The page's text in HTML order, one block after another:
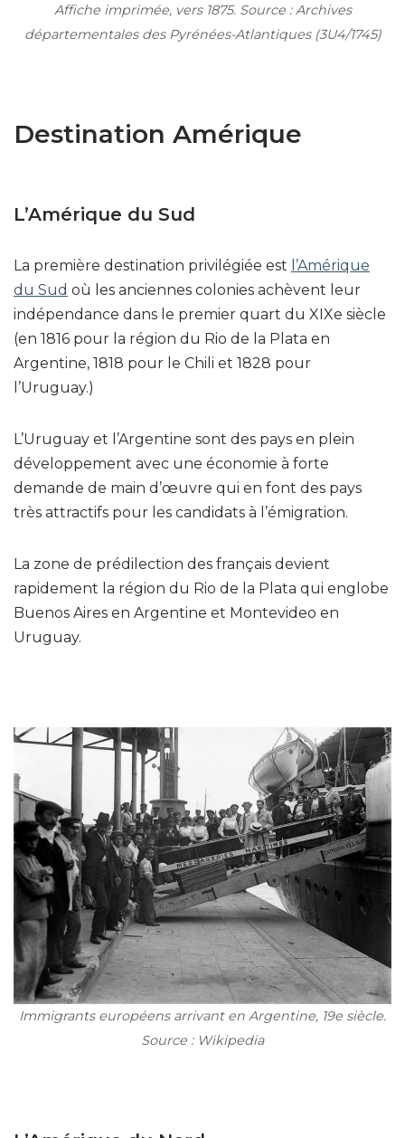
Affiche imprimée, vers 1875. Source : Archives
départementales des Pyrénées-Atlantiques (3U4/1745)
Destination Amérique
L’Amérique du Sud
La première destination privilégiée est l’Amérique
du Sud où les anciennes colonies achèvent leur
indépendance dans le premier quart du XIXe siècle
(en 1816 pour la région du Rio de la Plata en
Argentine, 1818 pour le Chili et 1828 pour
l’Uruguay.)
L’Uruguay et l’Argentine sont des pays en plein
développement avec une économie à forte
demande de main d’œuvre qui en font des pays
très attractifs pour les candidats à l’émigration.
La zone de prédilection des français devient
rapidement la région du Rio de la Plata qui englobe
Buenos Aires en Argentine et Montevideo en
Uruguay.
Immigrants européens arrivant en Argentine, 19e siècle.
Source : Wikipedia